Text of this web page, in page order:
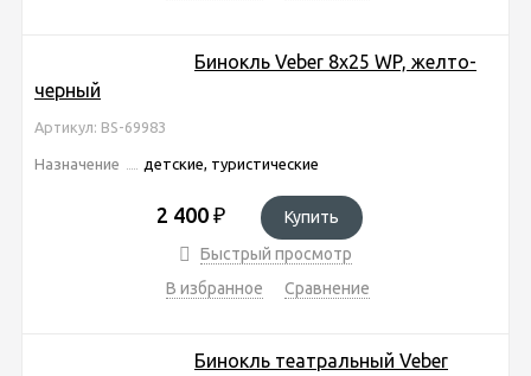
Бинокль Veber 8x25 WP, желто-
черный
Артикул: BS-69983
Назначение детские, туристические
2 400 ₽
Купить
Быстрый просмотр
В избранное
Сравнение
Бинокль театральный Veber